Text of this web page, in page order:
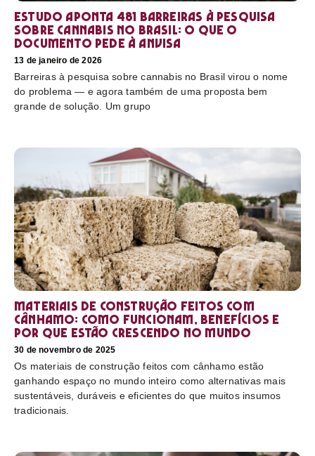
Estudo aponta 481 barreiras à pesquisa
sobre cannabis no Brasil: o que o
documento pede à Anvisa
13 de janeiro de 2026
Barreiras à pesquisa sobre cannabis no Brasil virou o nome
do problema — e agora também de uma proposta bem
grande de solução. Um grupo
Materiais de construção feitos com
cânhamo: como funcionam, benefícios e
por que estão crescendo no mundo
30 de novembro de 2025
Os materiais de construção feitos com cânhamo estão
ganhando espaço no mundo inteiro como alternativas mais
sustentáveis, duráveis e eficientes do que muitos insumos
tradicionais.